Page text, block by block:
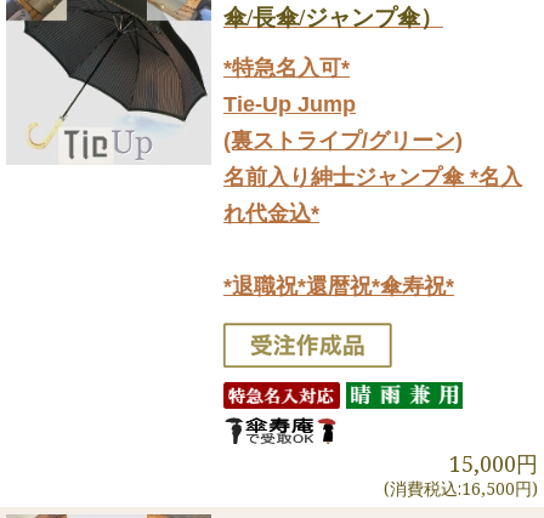
傘/長傘/ジャンプ傘）
*特急名入可*
Tie-Up Jump
(裏ストライプ/グリーン)
名前入り紳士ジャンプ傘 *名入
れ代金込*
*退職祝*還暦祝*傘寿祝*
15,000円
(消費税込:16,500円)